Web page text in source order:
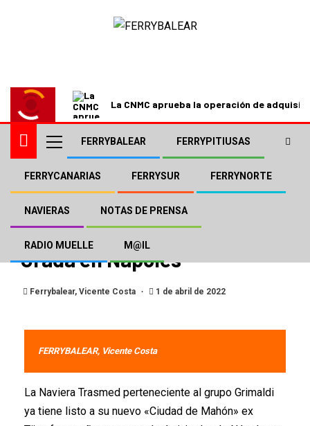
La CNMC aprueba la operación de
FERRYBALEAR FERRYPITIUSAS
FERRYCANARIAS FERRYSUR FERRYNORTE
NAVIERAS NOTAS DE PRENSA
RADIO MUELLE M@IL
El «Ciudad de Mahón» de
Trasmed listo y fuera de
Grada en Nápoles
Ferrybalear, Vicente Costa 1 de abril de 2022
FERRYBALEAR, Vicente Costa
La Naviera Trasmed perteneciente al grupo Grimaldi
ya tiene listo a su nuevo «Ciudad de Mahón» ex